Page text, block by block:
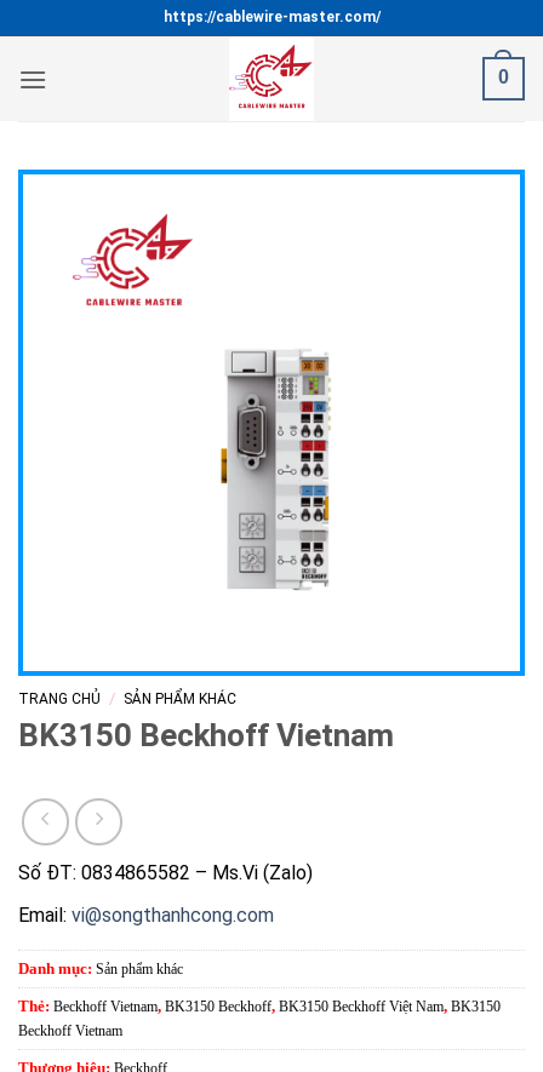
qua
nội
https://cablewire-master.com/
0
TRANG CHỦ / SẢN PHẨM KHÁC
BK3150 Beckhoff Vietnam
Số ĐT: 0834865582 – Ms.Vi (Zalo)
Email: vi@songthanhcong.com
Danh mục: Sản phẩm khác
Thẻ: Beckhoff Vietnam, BK3150 Beckhoff, BK3150 Beckhoff Việt Nam, BK3150
Beckhoff Vietnam
Thương hiệu: Beckhoff